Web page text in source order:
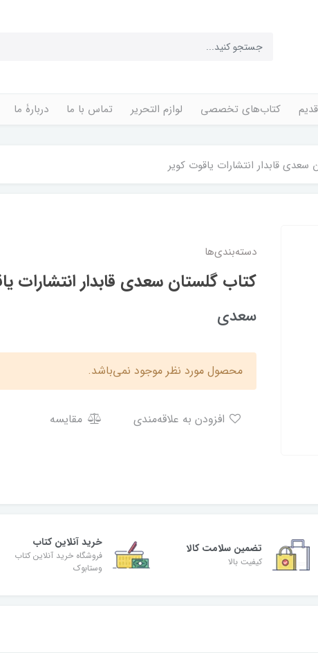
کتاب‌های تخصصی لوازم التحریر تماس با ما دربارۀ ما
سعدی قابدار انتشارات یاقوت کویر
دسته‌بندی‌ها
کتاب گلستان سعدی قابدار انتشارات
سعدی
محصول مورد نظر موجود نمی‌باشد.
مقایسه
تضمین سلامت کالا
کیفیت بالا
خرید آنلاین کتاب
فروشگاه خرید آنلاین کتاب
وستابوک